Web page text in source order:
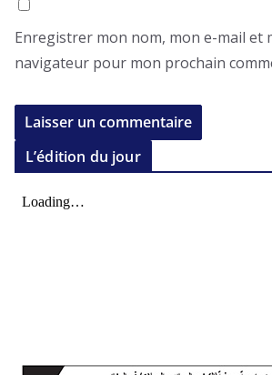
Enregistrer mon nom, mon e-mail et
navigateur pour mon prochain
L’édition du jour